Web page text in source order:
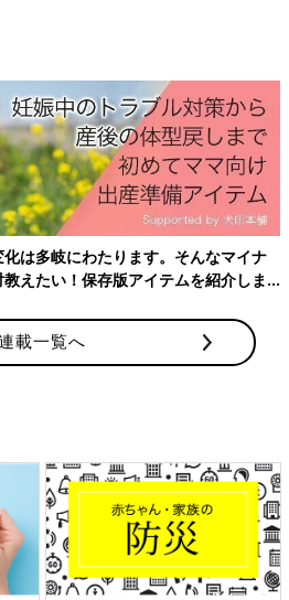
」
トつきのTシャツを購入。GU
やすい！ととってもお気に入りのよ
多く、無地のTシャツは、ほぼGUで
まさに使えるTシャツですね♪
は多岐にわたります。そんなマイナ
えたい！保存版アイテムを紹介しま
載一覧へ